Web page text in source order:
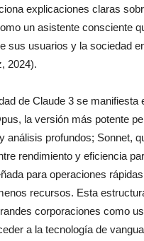
explicaciones claras
un asistente consciente
sus usuarios y la sociedad
2024).
de Claude 3 se manifiesta
la versión más potente
análisis profundos; Sonnet,
rendimiento y eficiencia
para operaciones
recursos. Esta
corporaciones como
a la tecnología de